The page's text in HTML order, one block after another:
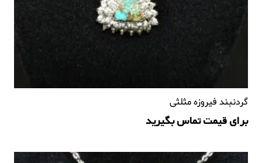
گردنبند فیروزه مثلثی
برای قیمت تماس بگیرید